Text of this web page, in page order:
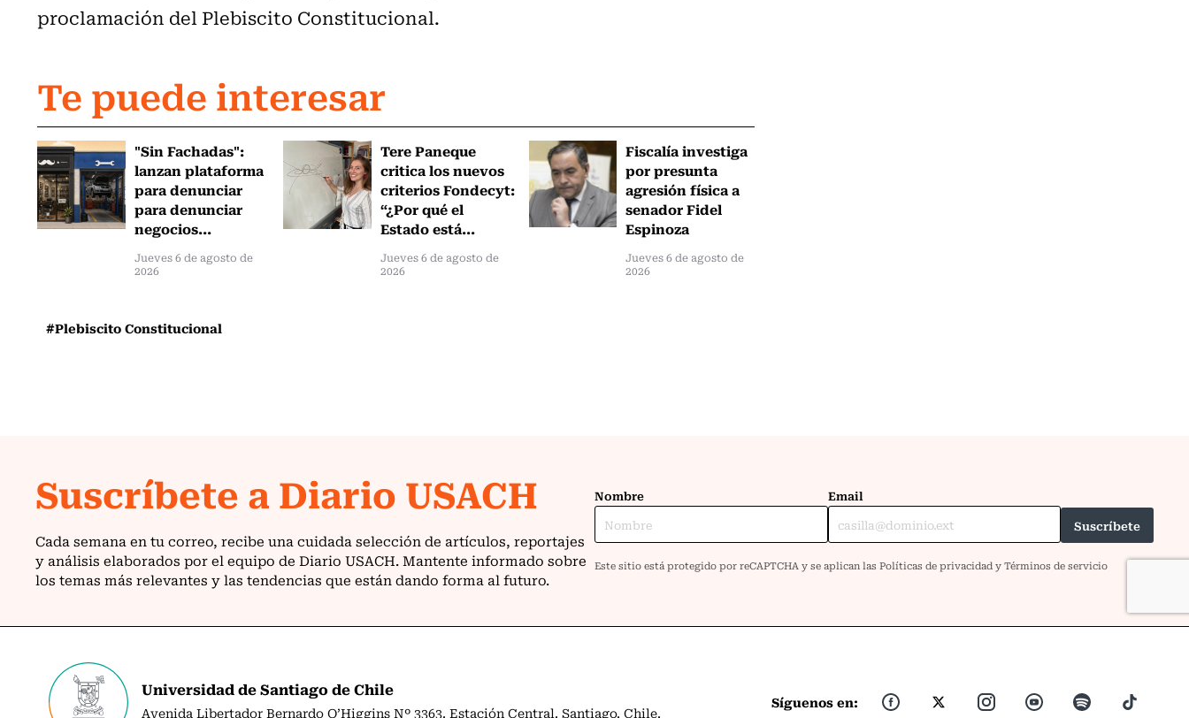
proclamación del Plebiscito Constitucional.
Te puede interesar
"Sin Fachadas":
lanzan plataforma
para denunciar
para denunciar
negocios...
Jueves 6 de agosto de
2026
Tere Paneque
critica los nuevos
criterios Fondecyt:
“¿Por qué el
Estado está...
Jueves 6 de agosto de
2026
Fiscalía investiga
por presunta
agresión física a
senador Fidel
Espinoza
Jueves 6 de agosto de
2026
#Plebiscito Constitucional
Universidad de Santiago de Chile
Avenida Libertador Bernardo O’Higgins Nº 3363. Estación Central. Santiago. Chile.
Síguenos en: